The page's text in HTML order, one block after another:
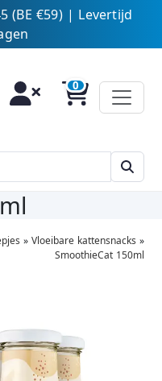
(BE €59) | Levertijd
» Vloeibare kattensnacks »
SmoothieCat 150ml